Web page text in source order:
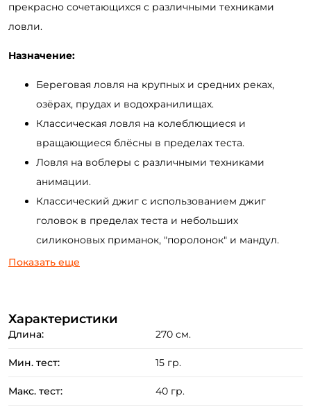
прекрасно сочетающихся с различными техниками
ловли.
Назначение:
Береговая ловля на крупных и средних реках,
озёрах, прудах и водохранилищах.
Классическая ловля на колеблющиеся и
вращающиеся блёсны в пределах теста.
Ловля на воблеры с различными техниками
анимации.
Классический джиг с использованием джиг
головок в пределах теста и небольших
силиконовых приманок, "поролонок" и мандул.
Рыбалка с применением различных разнесенных и
дальнобойных приманок (пилькеры, девоны и др.).
прочного карбона марки IMF .
Показать еще
Характеристики
Длина: 270 см.
Мин. тест: 15 гр.
Макс. тест: 40 гр.